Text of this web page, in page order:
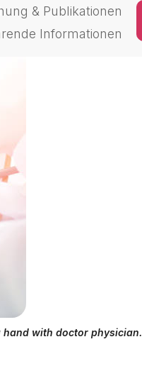
& Publikationen
Informationen
hand with doctor physician.